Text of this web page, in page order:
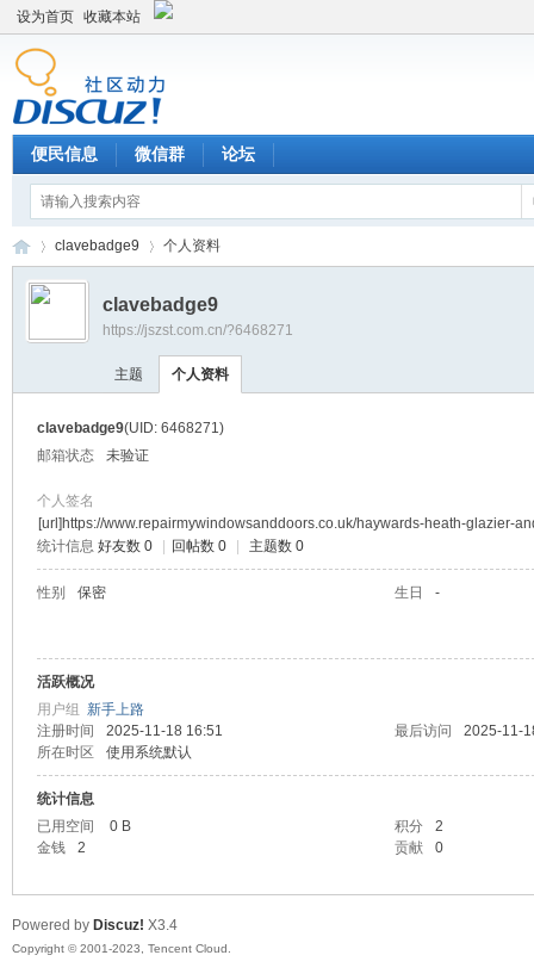
设为首页 收藏本站
便民信息 微信群 论坛
›
clavebadge9 个人资料
clavebadge9
https://jszst.com.cn/?6468271
主题 个人资料
clavebadge9(UID: 6468271)
邮箱状态
未验证
个人签名
[url]https://www.repairmywindowsanddoors.co.uk/haywards-heath-glazier-
统计信息 好友数 0 回帖数 0 主题数 0
性别 保密 生日 -
活跃概况
用户组 新手上路
注册时间
2025-11-18 16:51 最后访问
2025-11-
所在时区
使用系统默认
统计信息
已用空间
0 B 积分
2
金钱
2 贡献 0
Powered by Discuz! X3.4
Copyright © 2001-2023, Tencent Cloud.